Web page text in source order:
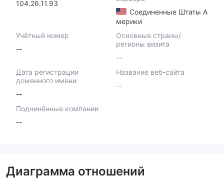
104.26.11.93
Соединенные Штаты А
мерики
Учётный номер
--
Основные страны/
регионы визита
--
Дата регистрации
доменного имени
--
Название веб-сайта
--
Подчинённые компании
--
Диаграмма отношений